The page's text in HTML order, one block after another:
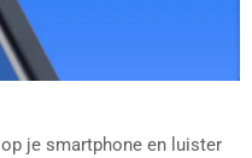
je smartphone en luister